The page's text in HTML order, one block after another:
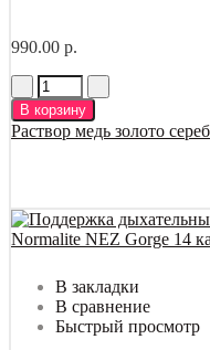
990.00 р.
В корзину
Раствор медь золото
В закладки
В сравнение
Быстрый просмотр